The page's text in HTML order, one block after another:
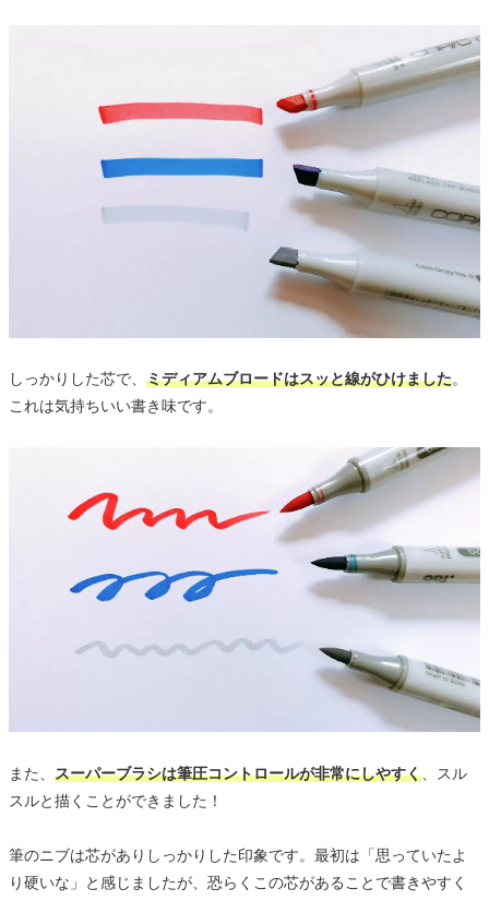
しっかりした芯で、 ミディアムブロードはスッと線がひけました。
これは気持ちいい書き味です。
また、 スーパーブラシは筆圧コントロールが非常にしやすく 、スル
スルと描くことができました！
筆のニブは芯がありしっかりした印象です。最初は「思っていたよ
り硬いな」と感じましたが、恐らくこの芯があることで書きやすく